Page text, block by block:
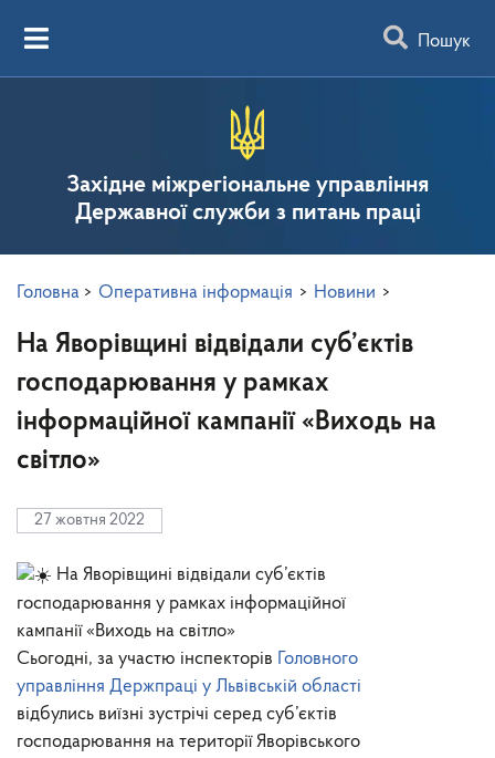
Пошук
Західне міжрегіональне управління
Державної служби з питань праці
Головна > Оперативна інформація > Новини >
На Яворівщині відвідали суб’єктів
господарювання у рамках
інформаційної кампанії «Виходь на
світло»
27 жовтня 2022
На Яворівщині відвідали суб’єктів
господарювання у рамках інформаційної
кампанії «Виходь на світло»
Сьогодні, за участю інспекторів Головного
управління Держпраці у Львівській області
відбулись виїзні зустрічі серед суб’єктів
господарювання на території Яворівського